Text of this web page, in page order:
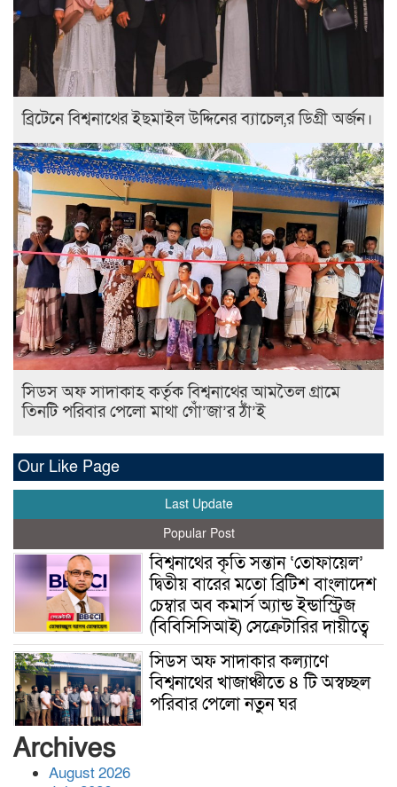
ব্রিটেনে বিশ্বনাথের ইছমাইল উদ্দিনের ব্যাচেল,র ডিগ্রী অর্জন।
সিডস অফ সাদাকাহ কর্তৃক বিশ্বনাথের আমতৈল গ্রামে
তিনটি পরিবার পেলো মাথা গোঁ’জা’র ঠাঁ’ই
Our Like Page
Last Update
Popular Post
বিশ্বনাথের কৃতি সন্তান ‘তোফায়েল’
দ্বিতীয় বারের মতো ব্রিটিশ বাংলাদেশ
চেম্বার অব কমার্স অ্যান্ড ইন্ডাস্ট্রিজ
(বিবিসিসিআই) সেক্রেটারির দায়ীত্বে
সিডস অফ সাদাকার কল্যাণে
বিশ্বনাথের খাজাঞ্চীতে ৪ টি অস্বচ্ছল
পরিবার পেলো নতুন ঘর
Archives
August 2026